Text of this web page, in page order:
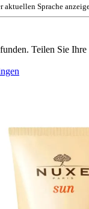
aktuellen Sprache
Teilen Sie